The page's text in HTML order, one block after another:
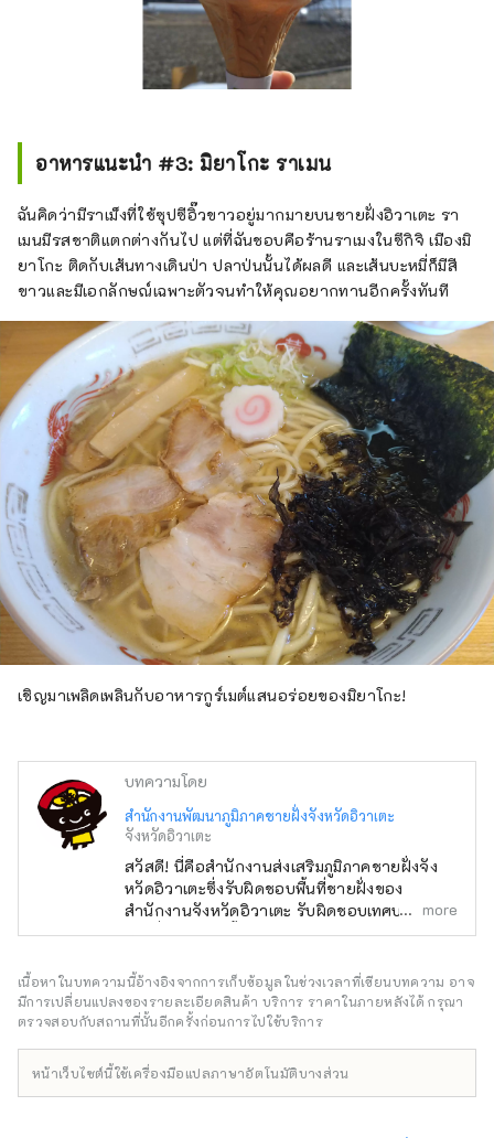
อาหารแนะนำ #3: มิยาโกะ ราเมน
ฉันคิดว่ามีราเม็งที่ใช้ซุปซีอิ๊วขาวอยู่มากมายบนชายฝั่งอิวาเตะ รา
เมนมีรสชาติแตกต่างกันไป แต่ที่ฉันชอบคือร้านราเมงในซึกิจิ เมืองมิ
ยาโกะ ติดกับเส้นทางเดินป่า ปลาป่นนั้นได้ผลดี และเส้นบะหมี่ก็มีสี
ขาวและมีเอกลักษณ์เฉพาะตัวจนทำให้คุณอยากทานอีกครั้งทันที
เชิญมาเพลิดเพลินกับอาหารกูร์เมต์แสนอร่อยของมิยาโกะ!
บทความโดย
สำนักงานพัฒนาภูมิภาคชายฝั่งจังหวัดอิวาเตะ
จังหวัดอิวาเตะ
สวัสดี! นี่คือสำนักงานส่งเสริมภูมิภาคชายฝั่งจัง
หวัดอิวาเตะซึ่งรับผิดชอบพื้นที่ชายฝั่งของ
สำนักงานจังหวัดอิวาเตะ รับผิดชอบเทศบาล
ชายฝั่ง 13 แห่ง ตั้งแต่หมู่บ้านทาโนะฮาตะทางตอน
วันที่ 11 มีนาคม พ.ศ. 2554 ได้เกิดสึนามิขนาด
ใหญ่ซึ่งเกิดจากแผ่นดินไหวครั้งใหญ่ทางฝั่งตะวัน
ออกของญี่ปุ่น เกิดขึ้นบริเวณนี้ แม้ว่าพื้นที่ดังกล่าว
ฟื้นตัวได้สำเร็จด้วยการสนับสนุนจากทั่วทุกมุม
more
เนื้อหาในบทความนี้อ้างอิงจากการเก็บข้อมูลในช่วงเวลาที่เขียนบทความ อาจ
มีการเปลี่ยนแปลงของรายละเอียดสินค้า บริการ ราคาในภายหลังได้ กรุณา
ตรวจสอบกับสถานที่นั้นอีกครั้งก่อนการไปใช้บริการ
หน้าเว็บไซต์นี้ใช้เครื่องมือแปลภาษาอัตโนมัติบางส่วน